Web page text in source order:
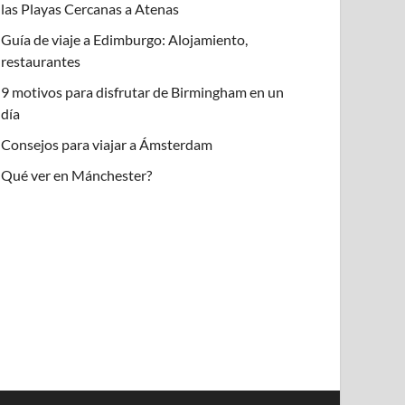
las Playas Cercanas a Atenas
Guía de viaje a Edimburgo: Alojamiento,
restaurantes
9 motivos para disfrutar de Birmingham en un
día
Consejos para viajar a Ámsterdam
Qué ver en Mánchester?